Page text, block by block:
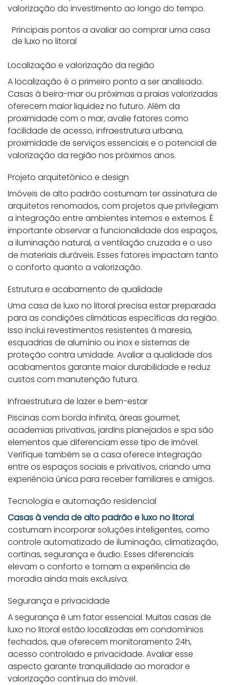
valorização do investimento ao longo do tempo.
Principais pontos a avaliar ao comprar uma casa
de luxo no litoral
Localização e valorização da região
A localização é o primeiro ponto a ser analisado.
Casas à beira-mar ou próximas a praias valorizadas
oferecem maior liquidez no futuro. Além da
proximidade com o mar, avalie fatores como
facilidade de acesso, infraestrutura urbana,
proximidade de serviços essenciais e o potencial de
valorização da região nos próximos anos.
Projeto arquitetônico e design
Imóveis de alto padrão costumam ter assinatura de
arquitetos renomados, com projetos que privilegiam
a integração entre ambientes internos e externos. É
importante observar a funcionalidade dos espaços,
a iluminação natural, a ventilação cruzada e o uso
de materiais duráveis. Esses fatores impactam tanto
o conforto quanto a valorização.
Estrutura e acabamento de qualidade
Uma casa de luxo no litoral precisa estar preparada
para as condições climáticas específicas da região.
Isso inclui revestimentos resistentes à maresia,
esquadrias de alumínio ou inox e sistemas de
proteção contra umidade. Avaliar a qualidade dos
acabamentos garante maior durabilidade e reduz
custos com manutenção futura.
Infraestrutura de lazer e bem-estar
Piscinas com borda infinita, áreas gourmet,
academias privativas, jardins planejados e spa são
elementos que diferenciam esse tipo de imóvel.
Verifique também se a casa oferece integração
entre os espaços sociais e privativos, criando uma
experiência única para receber familiares e amigos.
Tecnologia e automação residencial
Casas à venda de alto padrão e luxo no litoral
costumam incorporar soluções inteligentes, como
controle automatizado de iluminação, climatização,
cortinas, segurança e áudio. Esses diferenciais
elevam o conforto e tornam a experiência de
moradia ainda mais exclusiva.
Segurança e privacidade
A segurança é um fator essencial. Muitas casas de
luxo no litoral estão localizadas em condomínios
fechados, que oferecem monitoramento 24h,
acesso controlado e privacidade. Avaliar esse
aspecto garante tranquilidade ao morador e
valorização contínua do imóvel.